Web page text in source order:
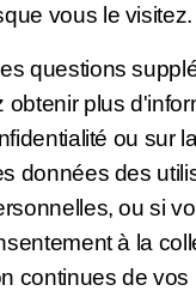
vous le visitez.
questions
obtenir plus
ou sur
données des
ou si
à la
continues de vos